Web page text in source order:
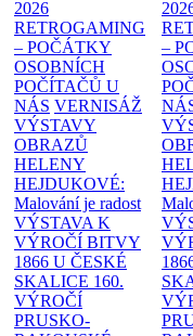
2026
RETROGAMING
– POČÁTKY
OSOBNÍCH
POČÍTAČŮ U
NÁS VERNISÁŽ
VÝSTAVY
OBRAZŮ
HELENY
HEJDUKOVÉ:
Malování je radost
VÝSTAVA K
VÝROČÍ BITVY
1866 U ČESKÉ
SKALICE 160.
VÝROČÍ
PRUSKO-
–